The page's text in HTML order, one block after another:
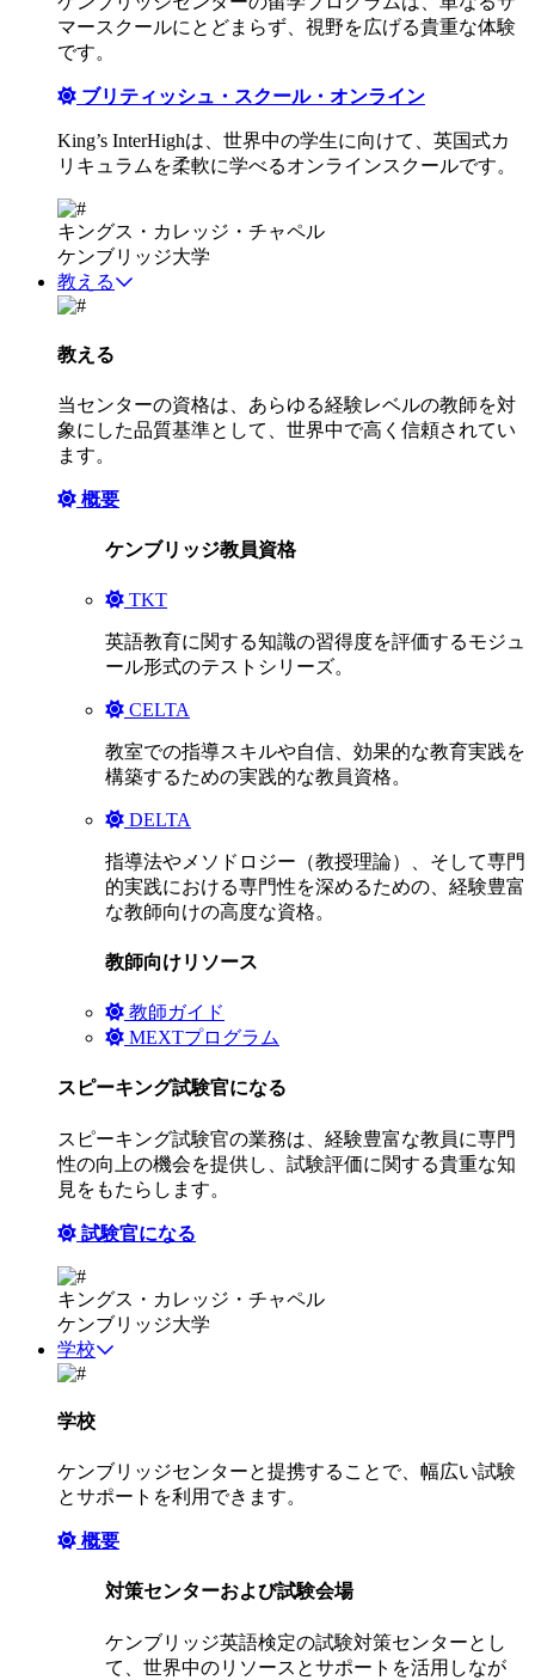
マースクールにとどまらず、視野を広げる貴重な体験
です。
ブリティッシュ・スクール・オンライン
King’s InterHighは、世界中の学生に向けて、英国式カ
リキュラムを柔軟に学べるオンラインスクールです。
キングス・カレッジ・チャペル
ケンブリッジ大学
教える
教える
当センターの資格は、あらゆる経験レベルの教師を対
象にした品質基準として、世界中で高く信頼されてい
ます。
概要
ケンブリッジ教員資格
TKT
英語教育に関する知識の習得度を評価するモジュ
ール形式のテストシリーズ。
CELTA
教室での指導スキルや自信、効果的な教育実践を
構築するための実践的な教員資格。
DELTA
指導法やメソドロジー（教授理論）、そして専門
的実践における専門性を深めるための、経験豊富
な教師向けの高度な資格。
教師向けリソース
教師ガイド
MEXTプログラム
スピーキング試験官になる
スピーキング試験官の業務は、経験豊富な教員に専門
性の向上の機会を提供し、試験評価に関する貴重な知
見をもたらします。
試験官になる
キングス・カレッジ・チャペル
ケンブリッジ大学
学校
学校
ケンブリッジセンターと提携することで、幅広い試験
とサポートを利用できます。
概要
対策センターおよび試験会場
ケンブリッジ英語検定の試験対策センターとし
て、世界中のリソースとサポートを活用しなが